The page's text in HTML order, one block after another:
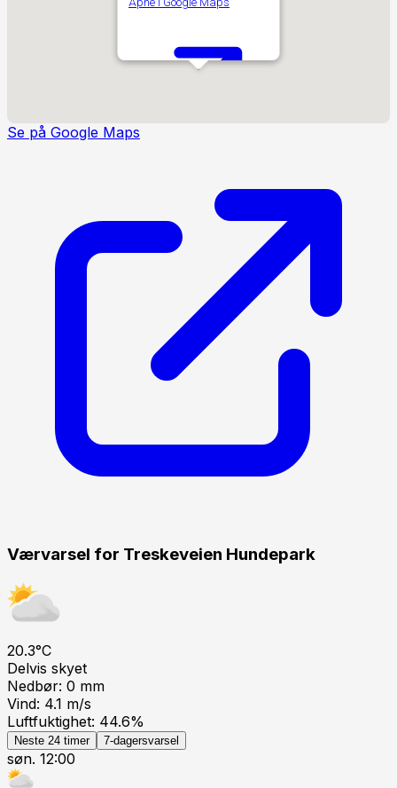
Se på Google Maps
Værvarsel for Treskeveien Hundepark
20.3°C
Delvis skyet
Nedbør: 0 mm
Vind: 4.1 m/s
Luftfuktighet: 44.6%
Neste 24 timer 7-dagersvarsel
søn. 12:00